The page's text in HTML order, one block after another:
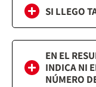
SI LLEGO
EN EL
INDICA NI
NÚMERO